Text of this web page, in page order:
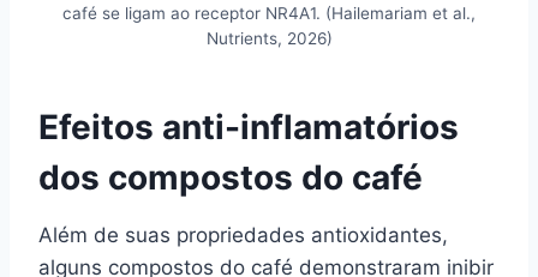
café se ligam ao receptor NR4A1. (Hailemariam et al.,
Nutrients, 2026)
Efeitos anti-inflamatórios
dos compostos do café
Além de suas propriedades antioxidantes,
alguns compostos do café demonstraram inibir